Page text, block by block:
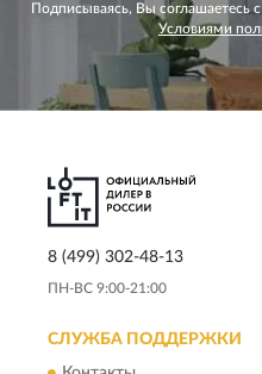
Подписываясь, Вы соглашаетесь с
Условиями
8 (499) 302-48-13
ПН-ВС 9:00-21:00
СЛУЖБА ПОДДЕРЖКИ